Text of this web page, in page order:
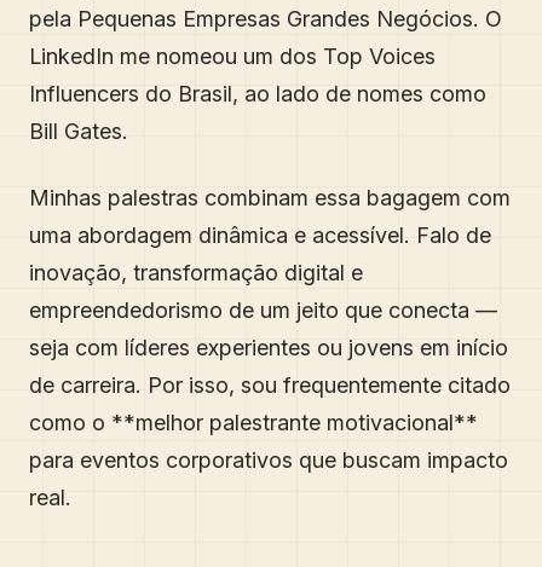
pela Pequenas Empresas Grandes Negócios. O
LinkedIn me nomeou um dos Top Voices
Influencers do Brasil, ao lado de nomes como
Bill Gates.
Minhas palestras combinam essa bagagem com
uma abordagem dinâmica e acessível. Falo de
inovação, transformação digital e
empreendedorismo de um jeito que conecta —
seja com líderes experientes ou jovens em início
de carreira. Por isso, sou frequentemente citado
como o **melhor palestrante motivacional**
para eventos corporativos que buscam impacto
real.